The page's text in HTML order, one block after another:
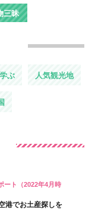
三昧
ぶ 人気観光地
ート（2022年4月時
港でお土産探しを